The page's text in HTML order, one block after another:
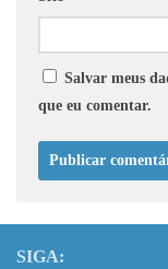
Salvar meus
que eu comentar.
SIGA: